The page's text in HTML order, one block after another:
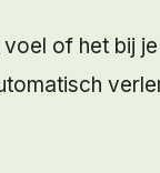
of het bij